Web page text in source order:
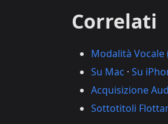
Correlati
Modalità
Su Mac · Su
Acquisizione
Sottotitoli